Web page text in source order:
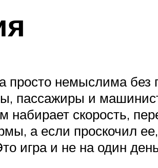
просто немыслима без
пассажиры и
скорость,
а если проскочил
игра и не на один